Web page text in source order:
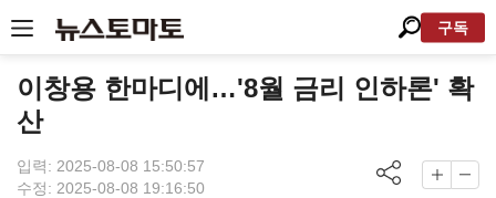
구독
이창용 한마디에…'8월 금리 인하론' 확
산
입력: 2025-08-08 15:50:57
수정: 2025-08-08 19:16:50